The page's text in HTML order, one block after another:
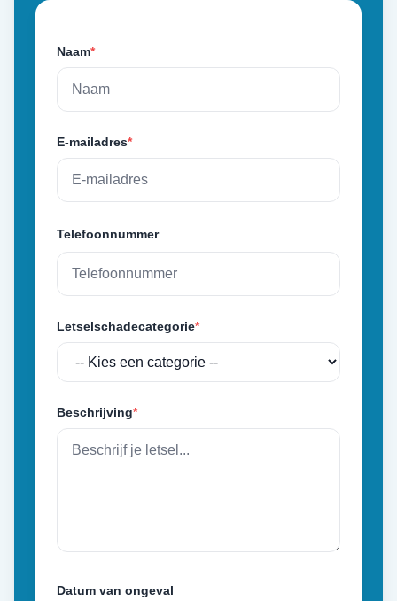
Naam*
E-mailadres*
Telefoonnummer
Letselschadecategorie*
Beschrijving*
Datum van ongeval